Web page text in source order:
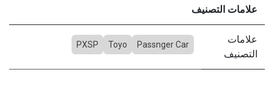
علامات التصنيف
علامات
التصنيف
Passnger Car
Toyo
PXSP